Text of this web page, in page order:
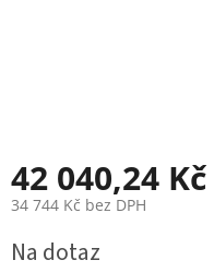
42 040,24 Kč
34 744 Kč bez DPH
cena:
Na dotaz